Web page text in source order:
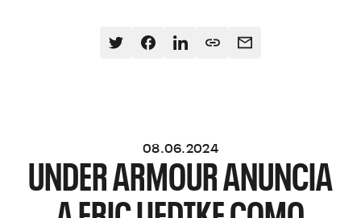
08.06.2024
UNDER ARMOUR ANUNCIA